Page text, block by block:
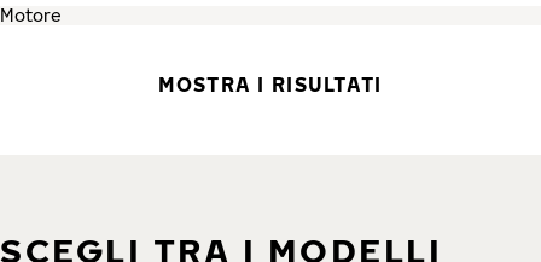
MOSTRA I RISULTATI
SCEGLI TRA I MODELLI